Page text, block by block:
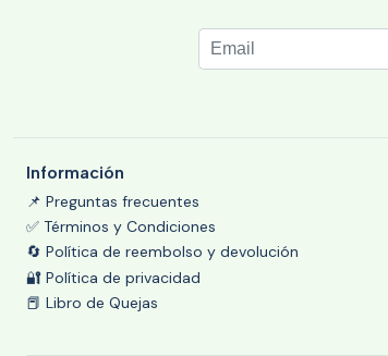
Información
📌 Preguntas frecuentes
✅ Términos y Condiciones
🔄 Política de reembolso y devolución
🔐 Política de privacidad
📕 Libro de Quejas